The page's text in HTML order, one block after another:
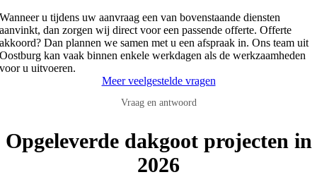
Wanneer u tijdens uw aanvraag een van bovenstaande diensten
aanvinkt, dan zorgen wij direct voor een passende offerte. Offerte
akkoord? Dan plannen we samen met u een afspraak in. Ons team uit
Oostburg kan vaak binnen enkele werkdagen als de werkzaamheden
voor u uitvoeren.
Meer veelgestelde vragen
Vraag en antwoord
Opgeleverde dakgoot projecten in
2026